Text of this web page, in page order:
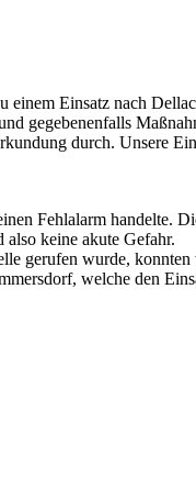
Einsatz nach
gegebenenfalls
durch. Unsere
Fehlalarm
also keine akute Gefahr.
gerufen wurde,
welche den